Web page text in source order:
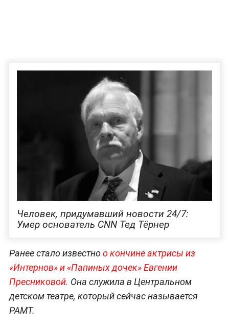
Человек, придумавший новости 24/7:
Умер основатель CNN Тед Тёрнер
Ранее стало известноо кончине актрисы из
«Интернов» и «Папиных дочек» Евгении
Пресниковой. Она служила в Центральном
детском театре, который сейчас называется
РАМТ.